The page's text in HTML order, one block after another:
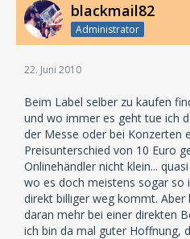
blackmail82
Administrator
22. Juni 2010
Beim Label selber zu kaufen
und wo immer es geht tue ich
der Messe oder bei Konzerten
Preisunterschied von 10 Euro
Onlinehändler nicht klein...
wo es doch meistens sogar so
direkt billiger weg kommt.
daran mehr bei einer direkten
ich bin da mal guter Hoffnung,